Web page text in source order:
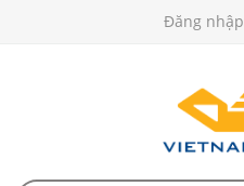
Đăng nhập